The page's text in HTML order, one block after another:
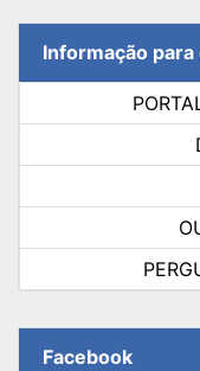
Informação para
Facebook